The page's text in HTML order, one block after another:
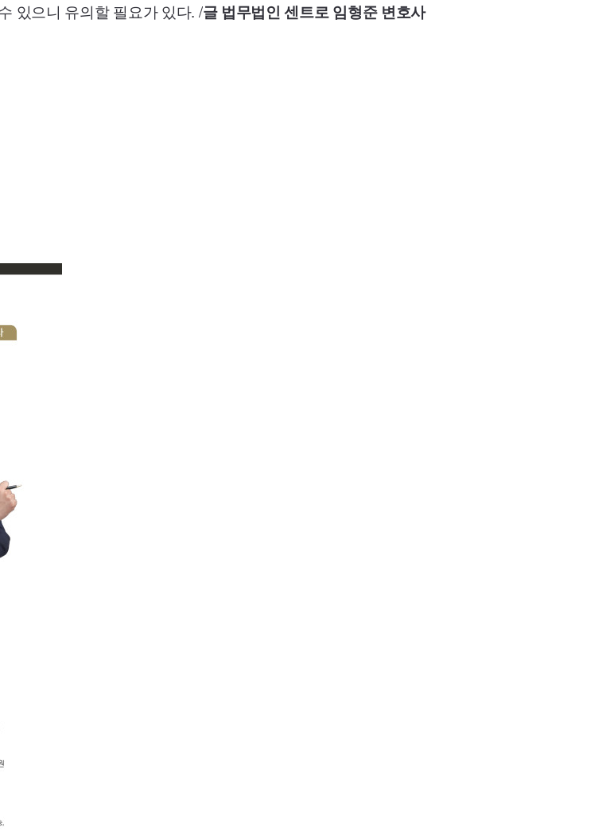
있으니 유의할 필요가 있다. /글 법무법인 센트로 임형준 변호사